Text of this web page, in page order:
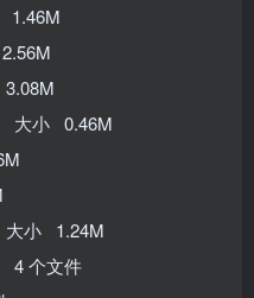
1.46M
大小 0.46M
大小 1.24M
4 个文件